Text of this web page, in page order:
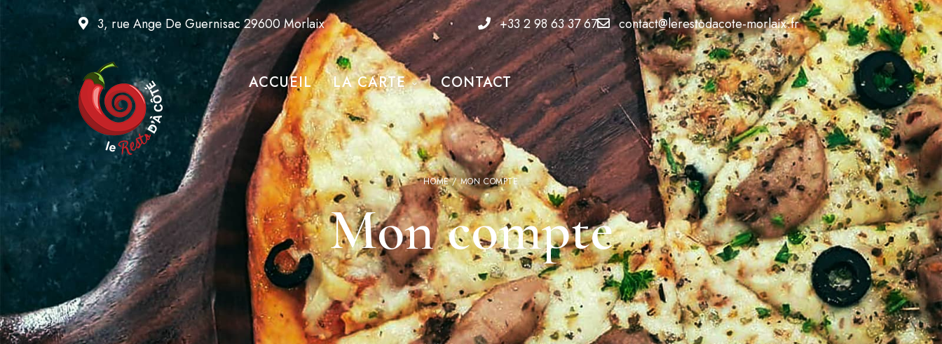
3, rue Ange De Guernisac 29600 Morlaix +33 2 98 63 37 67 contact@lerestodacote-morlaix.fr
ACCUEIL LA CARTE CONTACT
HOME/ MON COMPTE
Mon compte